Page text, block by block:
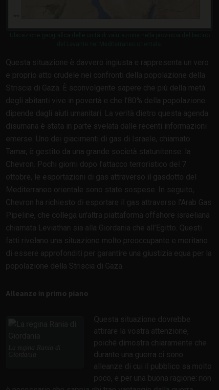
Questa situazione è davvero ingiusta e rappresenta un vero
e proprio atto crudele nei confronti della popolazione della
Striscia di Gaza. È sconvolgente sapere che più della metà
degli abitanti vive in povertà e che l'80% della popolazione
dipende dagli aiuti umanitari. La verità dietro questa agenda
disumana è stata in parte svelata dalle recenti informazioni
emerse. Uno dei giacimenti di gas di Israele, chiamato
Tamar, è gestito da una grande società statunitense: la
Chevron. Pochi giorni dopo l'attacco terroristico del 7
ottobre, le esportazioni di gas attraverso il gasdotto del
Mediterraneo orientale sono state sospese. In seguito,
Chevron ha richiesto di esportare il gas attraverso l'Arab Gas
Pipeline, che collega un'altra piattaforma offshore israeliana
chiamata Leviathan sia alla Giordania che all'Egitto. Questi
fatti rivelano una situazione molto preoccupante e meritano
di essere approfonditi per garantire una giustizia equa per la
popolazione della Striscia di Gaza.
Alleanze in primo piano
Questa situazione dovrebbe
attirare la vostra attenzione,
poiché dimostra chiaramente che
durante una guerra ci sono
alleanze di cui il pubblico sa molto
poco, e per una buona ragione: non